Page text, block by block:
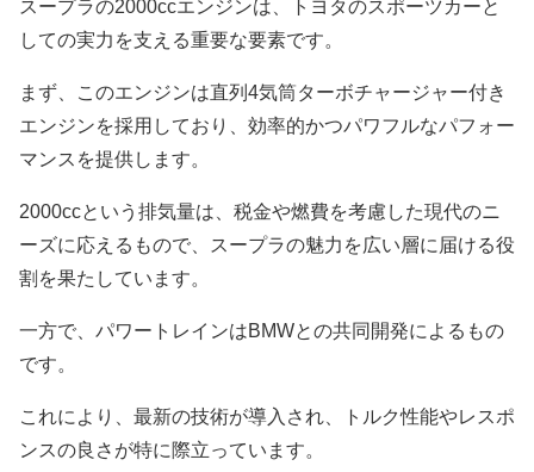
スープラの2000ccエンジンは、トヨタのスポーツカーと
しての実力を支える重要な要素です。
まず、このエンジンは直列4気筒ターボチャージャー付き
エンジンを採用しており、効率的かつパワフルなパフォー
マンスを提供します。
2000ccという排気量は、税金や燃費を考慮した現代のニ
ーズに応えるもので、スープラの魅力を広い層に届ける役
割を果たしています。
一方で、パワートレインはBMWとの共同開発によるもの
です。
これにより、最新の技術が導入され、トルク性能やレスポ
ンスの良さが特に際立っています。